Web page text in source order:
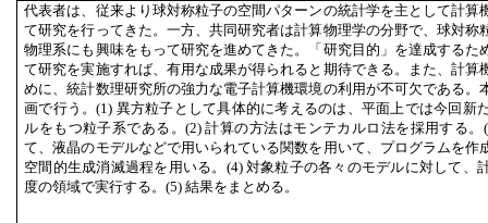
代表者は、従来より球対称粒子の空間パターンの統計学を主として計算
て研究を行ってきた。一方、共同研究者は計算物理学の分野で、球対称
物理系にも興味をもって研究を進めてきた。「研究目的」を達成するた
て研究を実施すれば、有用な成果が得られると期待できる。また、計算
めに、統計数理研究所の強力な電子計算機環境の利用が不可欠である。
画で行う。(1) 異方粒子として具体的に考えるのは、平面上では今回新
ルをもつ粒子系である。(2) 計算の方法はモンテカルロ法を採用する
て、液晶のモデルなどで用いられている関数を用いて、プログラムを作
空間的生成消滅過程を用いる。(4) 対象粒子の各々のモデルに対して、
度の領域で実行する。(5) 結果をまとめる。